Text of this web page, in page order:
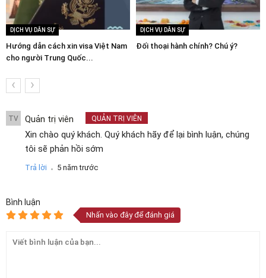
DỊCH VỤ DÂN SỰ
Hướng dẫn cách xin visa Việt Nam
cho người Trung Quốc...
DỊCH VỤ DÂN SỰ
Đối thoại hành chính? Chú ý?
‹ ›
TV Quản trị viên QUẢN TRỊ VIÊN
Xin chào quý khách. Quý khách hãy để lại bình luận, chúng
tôi sẽ phản hồi sớm
Trả lời . 5 năm trước
Bình luận
Nhấn vào đây để đánh giá